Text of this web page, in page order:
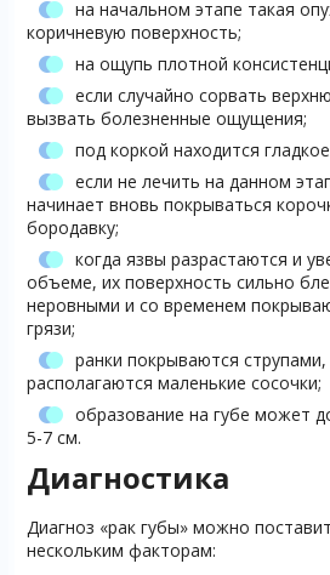
на начальном этапе такая
коричневую поверхность;
на ощупь плотной
если случайно сорвать
вызвать болезненные ощущения;
под коркой находится
если не лечить на данном
начинает вновь покрываться
бородавку;
когда язвы разрастаются и
объеме, их поверхность сильно
неровными и со временем
грязи;
ранки покрываются
располагаются маленькие сосочки;
образование на губе может
5-7 см.
Диагностика
Диагноз «рак губы» можно
нескольким факторам: